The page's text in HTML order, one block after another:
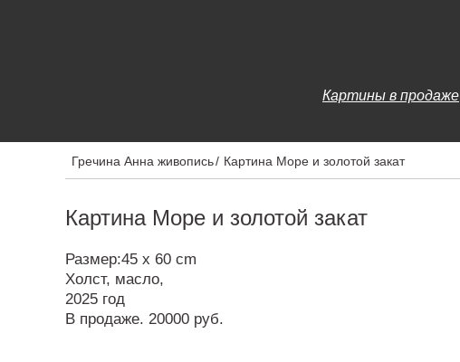
Картины в продаже
Гречина Анна живопись/ Картина Море и золотой закат
Картина Море и золотой закат
Размер:45 x 60 cm
Холст, масло,
2025 год
В продаже. 20000 руб.